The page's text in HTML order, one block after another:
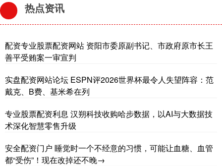
热点资讯
配资专业股票配资网站 资阳市委原副书记、市政府原市长王
善平受贿案一审宣判
实盘配资网站论坛 ESPN评2026世界杯最令人失望阵容：范
戴克、B费、基米希在列
专业股票配资利息 汉朔科技收购哈步数据，以AI与大数据技
术深化智慧零售升级
安全配资门户 睡觉时一个不经意的习惯，可能让血糖、血管
都“受伤”！现在改掉还不晚→